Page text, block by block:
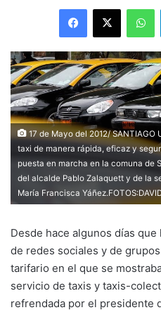
Facebook
X
17 de Mayo del 2012/
taxi de manera rápida, eficaz y
puesta en marcha en la comuna de
del alcalde Pablo Zalaquett y de la
María Francisca
Desde hace algunos días
de redes sociales y de
tarifario en el que se
servicio de taxis y taxis-
refrendada por el presidente